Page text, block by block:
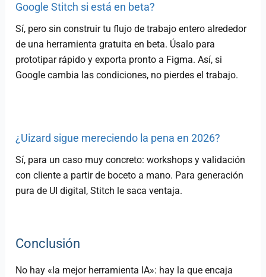
Google Stitch si está en beta?
Sí, pero sin construir tu flujo de trabajo entero alrededor
de una herramienta gratuita en beta. Úsalo para
prototipar rápido y exporta pronto a Figma. Así, si
Google cambia las condiciones, no pierdes el trabajo.
¿Uizard sigue mereciendo la pena en 2026?
Sí, para un caso muy concreto: workshops y validación
con cliente a partir de boceto a mano. Para generación
pura de UI digital, Stitch le saca ventaja.
Conclusión
No hay «la mejor herramienta IA»: hay la que encaja